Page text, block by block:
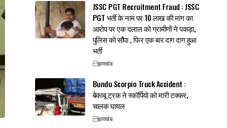
JSSC PGT Recruitment Fraud : JSSC
PGT भर्ती के नाम पर 10 लाख की मांग का
आरोप पर एक दलाल को ग्रामीणों ने पकड़ा,
पुलिस को सौंपा , फिर एक बार दाग दाग हुआ
भर्ती
झारखंड
Bundu Scorpio Truck Accident :
बेकाबू ट्रक ने स्कॉर्पियो को मारी टक्कर,
चालक घायल
झारखंड